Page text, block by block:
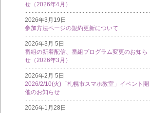
せ（2026年4月）
2026年3月19日
参加方法ページの規約更新について
2026年3月 5日
番組の新着配信、番組プログラム変更のお知ら
せ（2026年3月）
2026年2月 5日
2026/2/10(火)「札幌市スマホ教室」イベント開
催のお知らせ
2026年1月28日